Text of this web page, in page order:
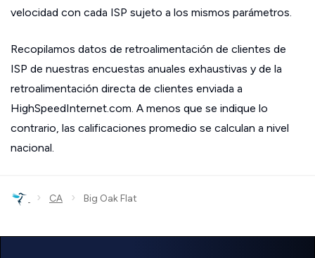
velocidad con cada ISP sujeto a los mismos parámetros.
Recopilamos datos de retroalimentación de clientes de
ISP de nuestras encuestas anuales exhaustivas y de la
retroalimentación directa de clientes enviada a
HighSpeedInternet.com. A menos que se indique lo
contrario, las calificaciones promedio se calculan a nivel
nacional.
› CA › Big Oak Flat